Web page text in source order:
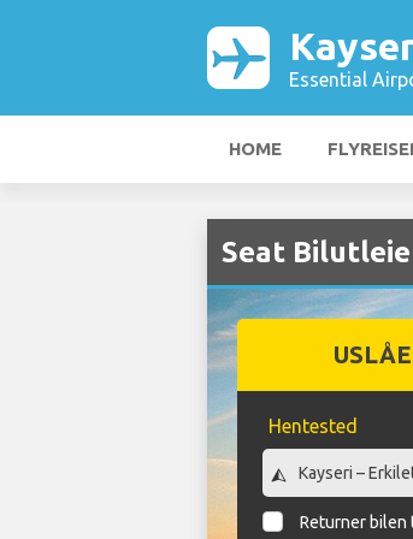
Essential
HOME
Seat
Hentested
Returner bilen